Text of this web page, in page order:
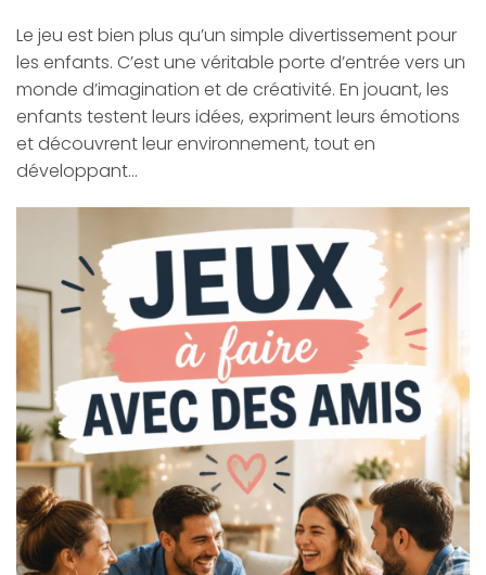
Le jeu est bien plus qu’un simple divertissement pour
les enfants. C’est une véritable porte d’entrée vers un
monde d’imagination et de créativité. En jouant, les
enfants testent leurs idées, expriment leurs émotions
et découvrent leur environnement, tout en
développant…